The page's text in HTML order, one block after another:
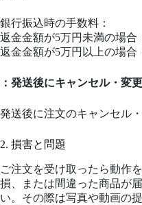
銀行振込時の手数料：
返金金額が5万円未満の場合
返金金額が5万円以上の場合
：発送後にキャンセル・変
発送後に注文のキャンセル
2. 損害と問題
ご注文を受け取ったら動作
損、または間違った商品が
い。その際は写真や動画の